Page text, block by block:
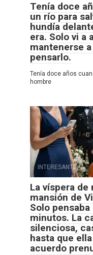
Tenía doce
un río para
hundía
era. Solo vi a
mantenerse
pensarlo.
Tenía doce años
hombre
INTERESANTE
La víspera de
mansión de
Solo
minutos. La
silenciosa,
hasta que
acuerdo